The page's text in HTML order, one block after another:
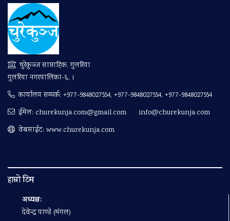
चुरेकुञ्ज साप्ताहिक, गुलरिया
गुलरिया नगरपालिका-६, ।
कार्यालय सम्पर्क: +977-9848027554, +977-9848027554, +977-9848027554
ईमेल: churekunja.com@gmail.com
info@churekunja.com
वेबसाईट: www.churekunja.com
हाम्रो टिम
अध्यक्ष:
देवेन्द्र पाण्डे (मंगल)